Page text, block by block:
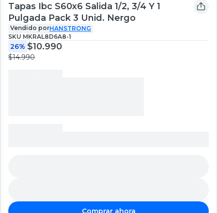
Tapas Ibc S60x6 Salida 1/2, 3/4 Y 1
Pulgada Pack 3 Unid. Nergo
Vendido porHANSTRONG
SKU MKRAL8D6A8-1
26% $10.990
$14.990
Comprar ahora